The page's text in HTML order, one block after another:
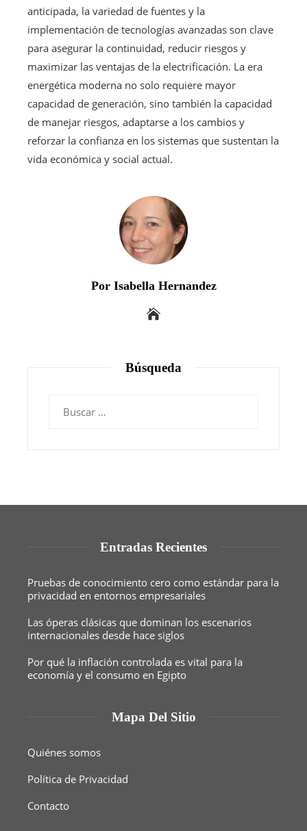
anticipada, la variedad de fuentes y la
implementación de tecnologías avanzadas son clave
para asegurar la continuidad, reducir riesgos y
maximizar las ventajas de la electrificación. La era
energética moderna no solo requiere mayor
capacidad de generación, sino también la capacidad
de manejar riesgos, adaptarse a los cambios y
reforzar la confianza en los sistemas que sustentan la
vida económica y social actual.
Por Isabella Hernandez
Búsqueda
Entradas Recientes
Pruebas de conocimiento cero como estándar para la
privacidad en entornos empresariales
Las óperas clásicas que dominan los escenarios
internacionales desde hace siglos
Por qué la inflación controlada es vital para la
economía y el consumo en Egipto
Mapa Del Sitio
Quiénes somos
Política de Privacidad
Contacto